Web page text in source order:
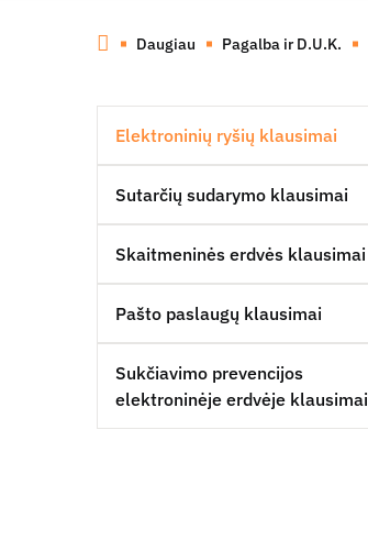
Daugiau Pagalba ir D.U.K.
Elektroninių ryšių klausimai
Sutarčių sudarymo klausimai
Skaitmeninės erdvės klausimai
Pašto paslaugų klausimai
Sukčiavimo prevencijos
elektroninėje erdvėje klausimai